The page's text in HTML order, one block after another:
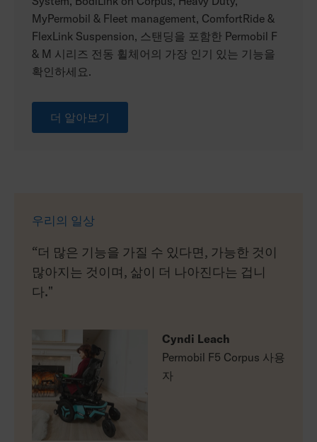
MyPermobil & Fleet management, ComfortRide &
FlexLink Suspension, 스탠딩을 포함한 Permobil F
& M 시리즈 전동 휠체어의 가장 인기 있는 기능을
확인하세요.
더 알아보기
우리의 일상
“더 많은 기능을 가질 수 있다면, 가능한 것이
많아지는 것이며, 삶이 더 나아진다는 겁니
다."
Cyndi Leach
Permobil F5 Corpus 사용
자